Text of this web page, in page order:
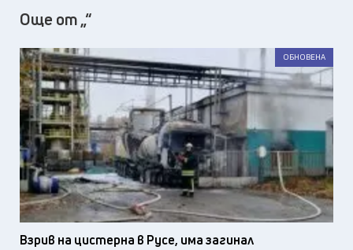
Още от „“
ОБНОВЕНА
Взрив на цистерна в Русе, има загинал